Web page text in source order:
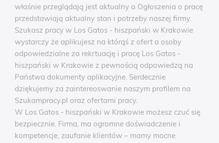
właśnie przeglądają jest aktualny a Ogłoszenia o pracę
przedstawiają aktualny stan i potrzeby naszej firmy.
Szukasz pracy w Los Gatos - hiszpański w Krakowie
wystarczy że aplikujesz na którąś z ofert a osoby
odpowiedzialne za rekrtuację i pracę Los Gatos -
hiszpański w Krakowie z pewnością odpowiedzą na
Państwa dokumenty aplikacyjne. Serdecznie
dziękujemy za zaintereoswanie naszym profilem na
Szukampracy.pl oraz ofertami pracy.
W Los Gatos - hiszpański w Krakowie możesz czuć się
bezpiecznie. Firma, ma ogromne doświadczenie i
kompetencje, zaufanie klientów – mamy mocne